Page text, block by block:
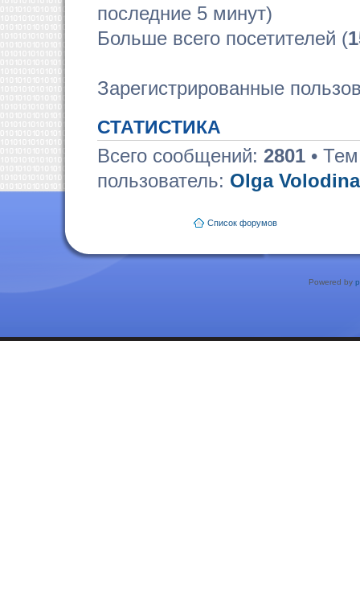
последние 5 минут)
Больше всего посетителей (
Зарегистрированные
СТАТИСТИКА
Всего сообщений: 2801 •
пользователь: Olga Volodina
Список форумов
Powered by